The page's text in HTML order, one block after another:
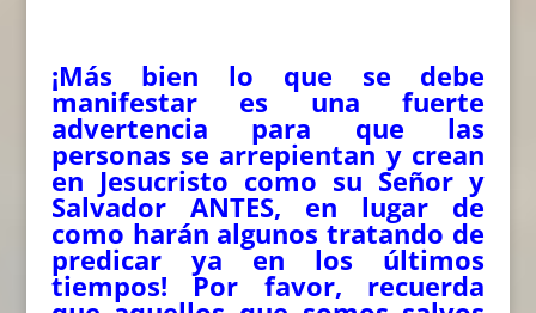
¡Más bien lo que se debe
manifestar es una fuerte
advertencia para que las
personas se arrepientan y crean
en Jesucristo como su Señor y
Salvador ANTES, en lugar de
como harán algunos tratando de
predicar ya en los últimos
tiempos! Por favor, recuerda